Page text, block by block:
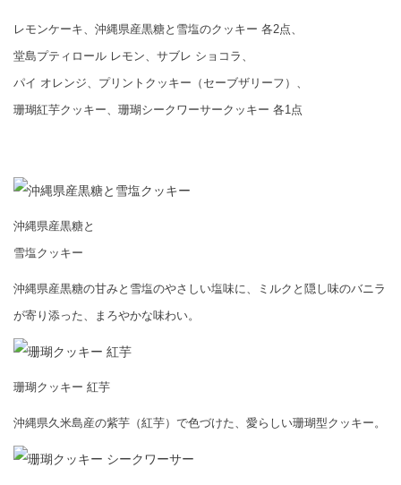
レモンケーキ、沖縄県産黒糖と雪塩のクッキー 各2点、
堂島プティロール レモン、サブレ ショコラ、
パイ オレンジ、プリントクッキー（セーブザリーフ）、
珊瑚紅芋クッキー、珊瑚シークワーサークッキー 各1点
沖縄県産黒糖と
雪塩クッキー
沖縄県産黒糖の甘みと雪塩のやさしい塩味に、ミルクと隠し味のバニラ
が寄り添った、まろやかな味わい。
珊瑚クッキー 紅芋
沖縄県久米島産の紫芋（紅芋）で色づけた、愛らしい珊瑚型クッキー。